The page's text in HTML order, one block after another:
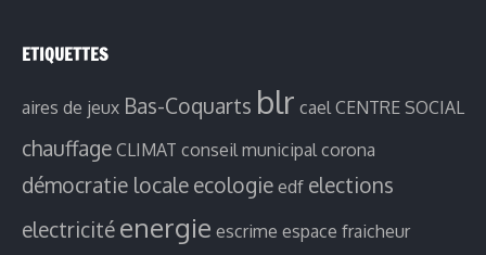
ETIQUETTES
aires de jeux Bas-Coquarts blr cael CENTRE SOCIAL
chauffage CLIMAT conseil municipal corona
démocratie locale ecologie edf elections
electricité energie escrime espace fraicheur